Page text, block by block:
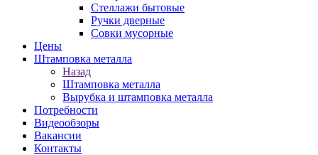
Стеллажи бытовые
Ручки дверные
Совки мусорные
Цены
Штамповка металла
Назад
Штамповка металла
Вырубка и штамповка металла
Потребности
Видеообзоры
Вакансии
Контакты